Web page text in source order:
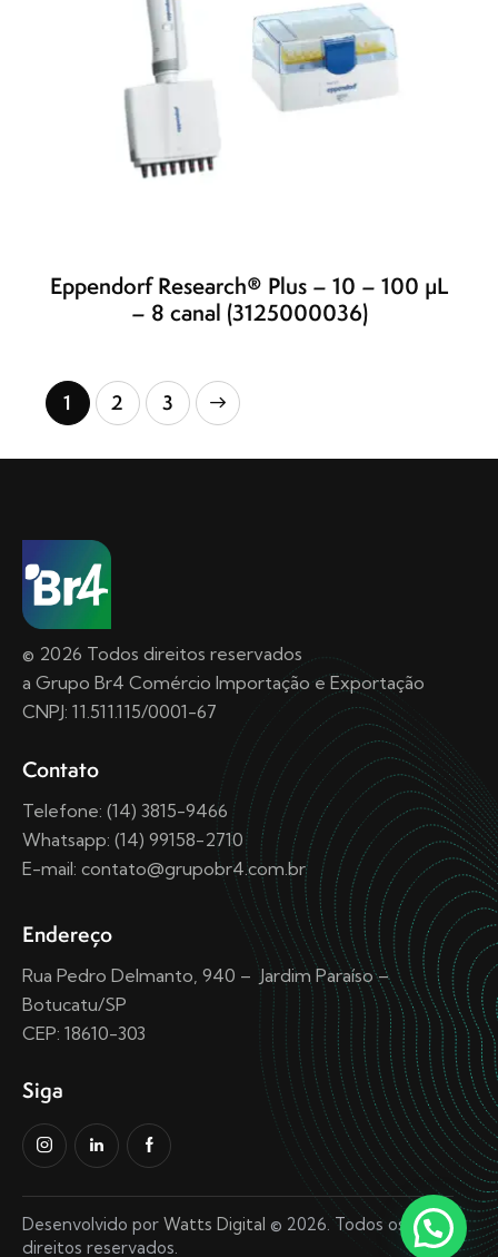
Eppendorf Research® Plus – 10 – 100 µL
– 8 canal (3125000036)
1 2 3
→
© 2026 Todos direitos reservados
a Grupo Br4 Comércio Importação e Exportação
CNPJ: 11.511.115/0001-67
Contato
Telefone: (14) 3815-9466
Whatsapp: (14) 99158-2710
E-mail: contato@grupobr4.com.br
Endereço
Rua Pedro Delmanto, 940 – Jardim Paraíso –
Botucatu/SP
CEP: 18610-303
Siga
Desenvolvido por Watts Digital © 2026. Todos os
direitos reservados.